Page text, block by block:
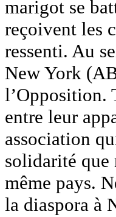
marigot se
reçoivent les
ressenti. Au
New York
l’Opposition.
entre leur
association
solidarité que
même pays.
la diaspora à